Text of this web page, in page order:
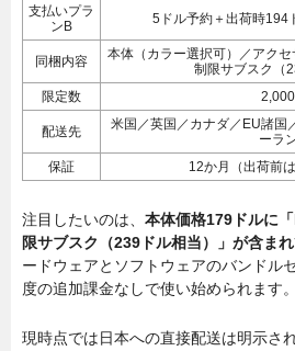
支払いプラ
ンB
5ドル予約＋出荷時194
同梱内容
本体（カラー選択可）／アク
制限サブスク（
限定数
配送先
米国／英国／カナダ／EU諸国
ーラ
保証
12か月（出荷前
注目したいのは、 本体価格179ドルに
限サブスク（239ドル相当）」が含ま
ードウェアとソフトウェアのバンドル
度の追加課金なしで使い始められます。
現時点では日本への直接配送は明示さ